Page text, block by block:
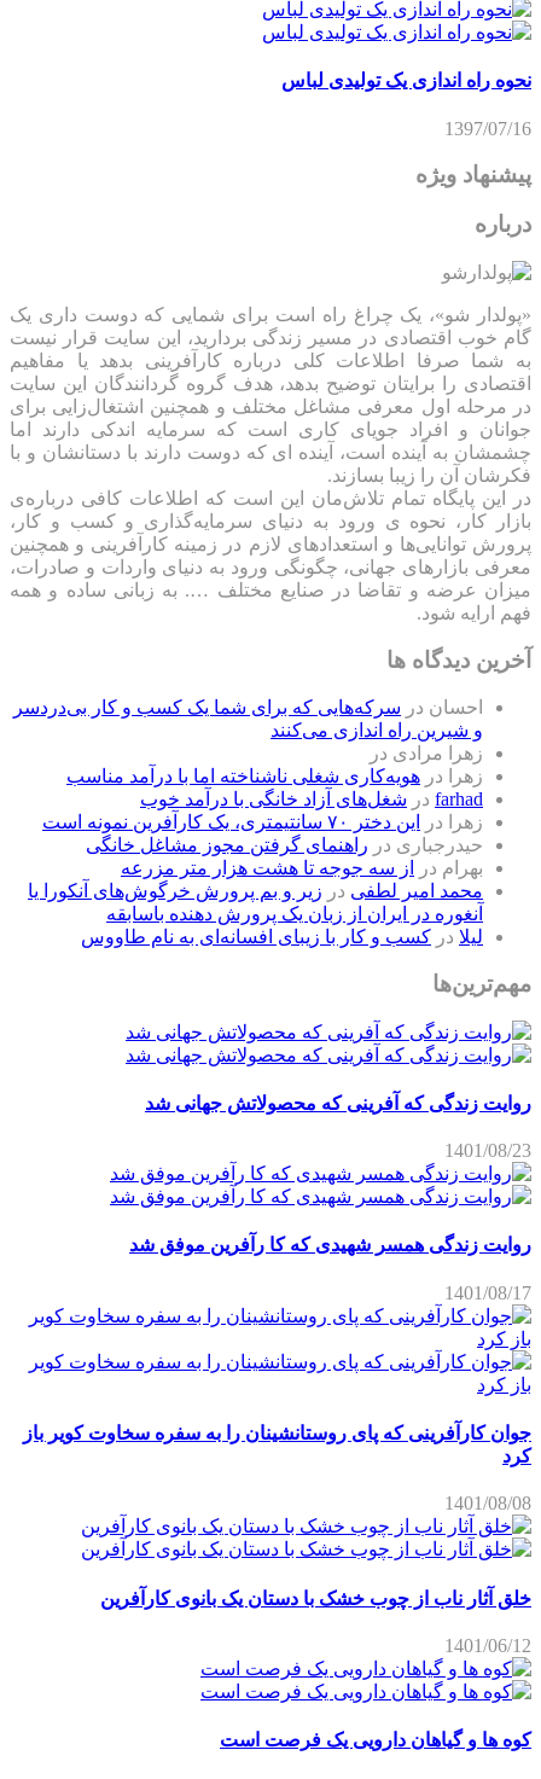
نحوه راه اندازی یک تولیدی لباس
1397/07/16
پیشنهاد ویژه
درباره
«پولدار شو»، یک چراغ راه است برای شمایی که دوست داری یک
گام خوب اقتصادی در مسیر زندگی بردارید، این سایت قرار نیست
به شما صرفا اطلاعات کلی درباره کارآفرینی بدهد یا مفاهیم
اقتصادی را برایتان توضیح بدهد، هدف گروه گردانندگان این سایت
در مرحله اول معرفی مشاغل مختلف و همچنین اشتغال‌زایی برای
جوانان و افراد جویای کاری است که سرمایه اندکی دارند اما
چشمشان به آینده است، آینده ای که دوست دارند با دستانشان و با
فکرشان آن را زیبا بسازند.
در این پایگاه تمام تلاش‌مان این است که ‌اطلاعات کافی درباره‌ی
بازار کار، نحوه ی ورود به دنیای سرمایه‌گذاری و کسب و کار،
پرورش توانایی‌ها و استعدادهای لازم در زمینه کارآفرینی و همچنین
معرفی بازارهای جهانی، چگونگی ورود به دنیای واردات و صادرات،
میزان عرضه و تقاضا در صنایع مختلف …. به زبانی ساده و همه
فهم ارایه شود.
آخرین دیدگاه ها
احسان در سرکه‌هایی که برای شما یک کسب و کار بی‌دردسر
و شیرین راه اندازی می‌کنند
زهرا مرادی در
زهرا
در هویه‌کاری شغلی ناشناخته اما با درآمد مناسب
farhad در شغل‌های آزاد خانگی با درآمد خوب
زهرا
در
این دختر ۷۰ سانتیمتری، یک کارآفرین نمونه است
حیدرجباری در راهنمای گرفتن مجوز مشاغل خانگی
بهرام در
از سه جوجه تا هشت هزار متر مزرعه
محمد امیر لطفی در زیر و بم پرورش خرگوش‌های آنکورا یا
آنغوره در ایران از زبان یک پرورش دهنده باسابقه
لیلا در کسب و کار با زیبای افسانه‌ای به نام طاووس
مهم‌ترین‌ها
روایت زندگی که آفرینی که محصولاتش جهانی شد
1401/08/23
روایت زندگی همسر شهیدی که کا رآفرین موفق شد
1401/08/17
جوان کارآفرینی که پای روستانشینان را به سفره سخاوت کویر باز
کرد
1401/08/08
خلق آثار ناب از چوب خشک با دستان یک بانوی کارآفرین
1401/06/12
کوه ها و گیاهان دارویی یک فرصت است